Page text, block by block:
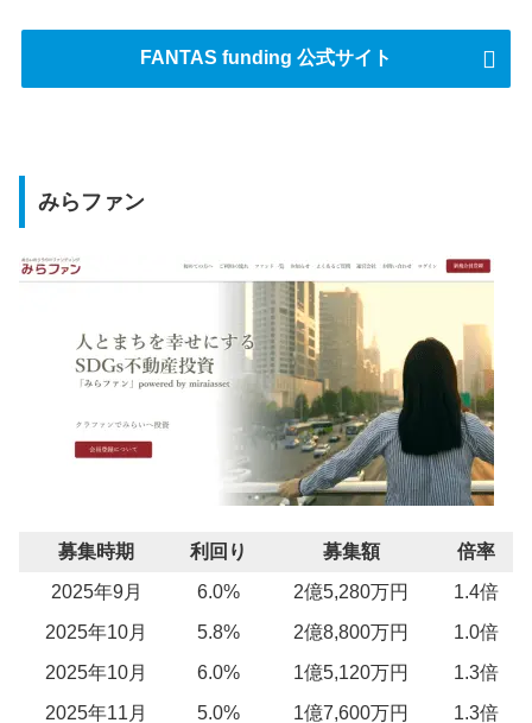
FANTAS funding 公式サイト
みらファン
募集時期 利回り 募集額
倍率
2025年9月
6.0% 2億5,280万円
1.4倍
2025年10月
5.8% 2億8,800万円
1.0倍
2025年10月
6.0% 1億5,120万円
1.3倍
2025年11月
5.0% 1億7,600万円 1.3倍